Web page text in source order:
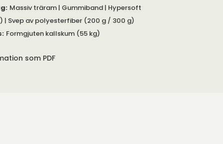
: Massiv träram | Gummiband | Hypersoft
| Svep av polyesterfiber (200 g / 300 g)
: Formgjuten kallskum (55 kg)
som PDF